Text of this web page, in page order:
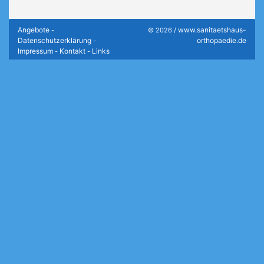
Angebote -
Datenschutzerklärung -
Impressum - Kontakt - Links
© 2026 / www.sanitaetshaus-
orthopaedie.de